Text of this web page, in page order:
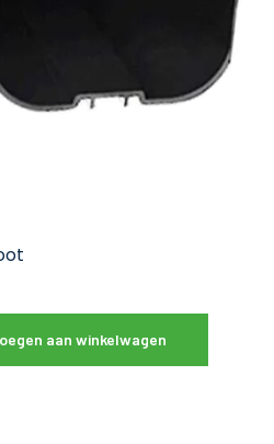
aan winkelwagen